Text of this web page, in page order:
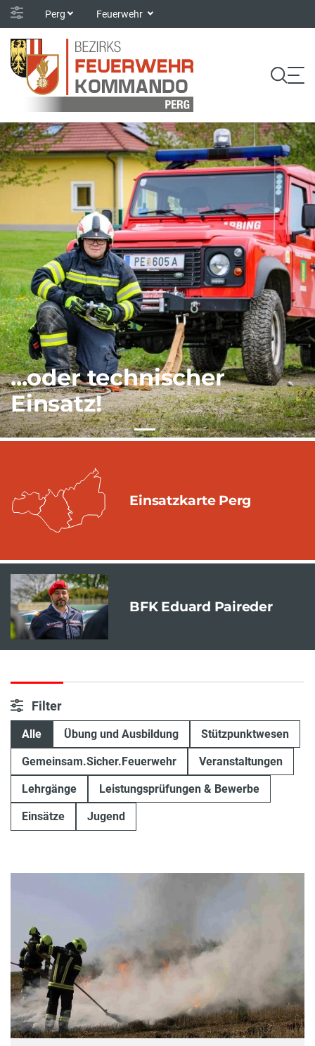
Perg Feuerwehr
...oder technischer
Einsatz!
Einsatzkarte Perg
BFK Eduard Paireder
Filter
Alle Übung und Ausbildung Stützpunktwesen
Gemeinsam.Sicher.Feuerwehr Veranstaltungen
Lehrgänge Leistungsprüfungen & Bewerbe
Einsätze Jugend